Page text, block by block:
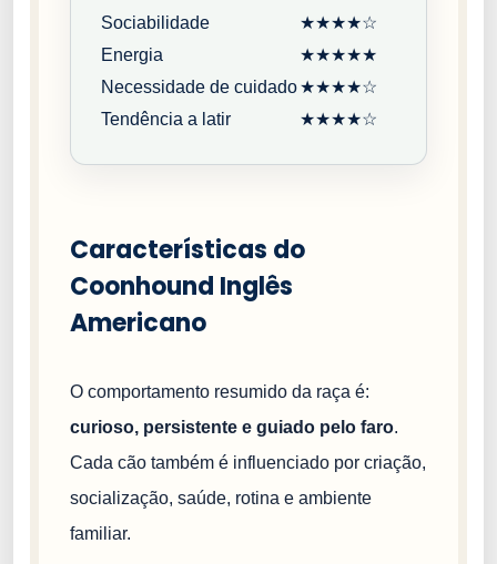
Sociabilidade
★★★★☆
Energia
★★★★★
Necessidade de cuidado★★★★☆
Tendência a latir
★★★★☆
Características do
Coonhound Inglês
Americano
O comportamento resumido da raça é:
curioso, persistente e guiado pelo faro.
Cada cão também é influenciado por criação,
socialização, saúde, rotina e ambiente
familiar.